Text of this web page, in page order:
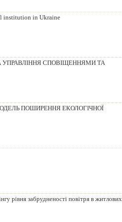
institution in Ukraine
СПОВІЩЕННЯМИ ТА
ПОШИРЕННЯ ЕКОЛОГІЧНОЇ
рівня забрудненості повітря в житлових